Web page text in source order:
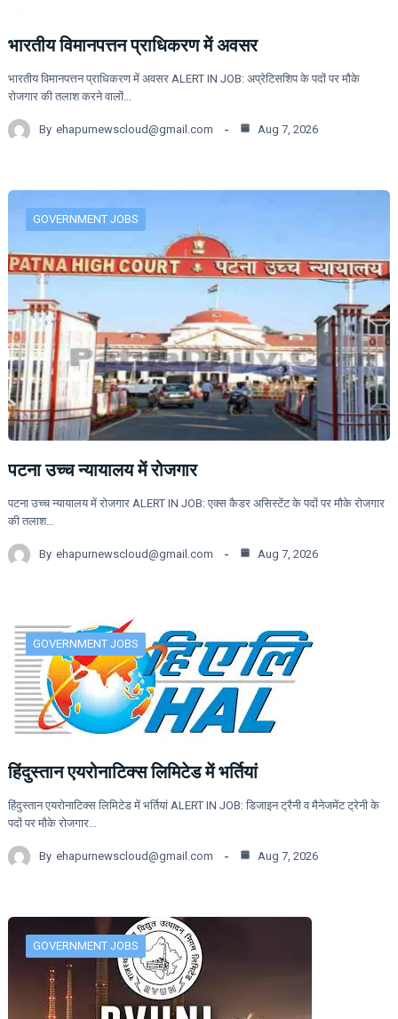
भारतीय विमानपत्तन प्राधिकरण में अवसर
भारतीय विमानपत्तन प्राधिकरण में अवसर ALERT IN JOB: अप्रेटिसशिप के पदों पर मौके
रोजगार की तलाश करने वालों…
By ehapurnewscloud@gmail.com Aug 7, 2026
GOVERNMENT JOBS
पटना उच्च न्यायालय में रोजगार
पटना उच्च न्यायालय में रोजगार ALERT IN JOB: एक्स कैडर असिस्टेंट के पदों पर मौके रोजगार
की तलाश…
By ehapurnewscloud@gmail.com Aug 7, 2026
GOVERNMENT JOBS
हिंदुस्तान एयरोनाटिक्स लिमिटेड में भर्तियां
हिंदुस्तान एयरोनाटिक्स लिमिटेड में भर्तियां ALERT IN JOB: डिजाइन ट्रैनी व मैनेजमेंट ट्रेनी के
पदों पर मौके रोजगार…
By ehapurnewscloud@gmail.com Aug 7, 2026
GOVERNMENT JOBS